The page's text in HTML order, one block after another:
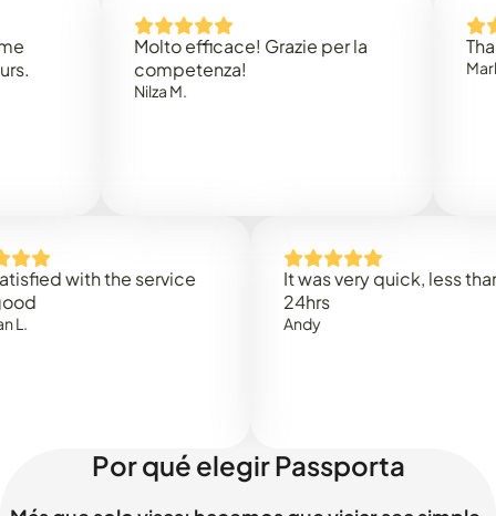
Molto efficace! Grazie per la
competenza!
Thank
with the service
It was very quick, less than
Por qué elegir Passporta